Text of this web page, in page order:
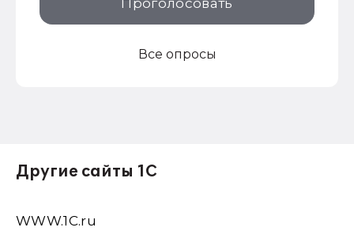
Проголосовать
Все опросы
Другие сайты 1С
WWW.1С.ru